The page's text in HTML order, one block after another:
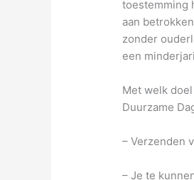
toestemming
aan
zonder
een
Met welk
Duurzame
– Verzenden
– Je te